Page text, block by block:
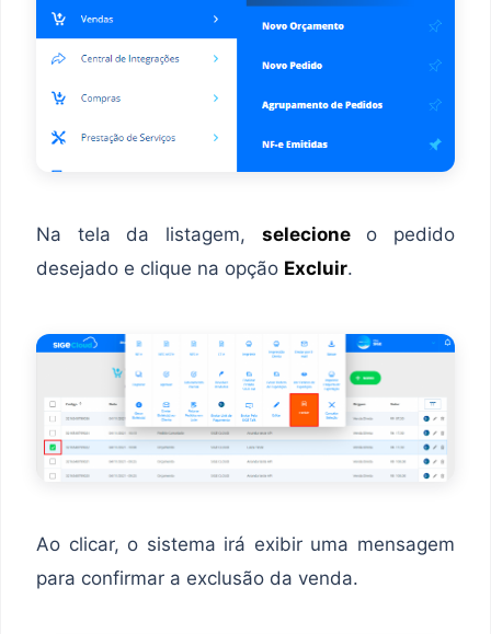
Na tela da listagem, selecioneo pedido
desejado e clique na opção Excluir.
Ao clicar, o sistema irá exibir uma mensagem
para confirmar a exclusão da venda.